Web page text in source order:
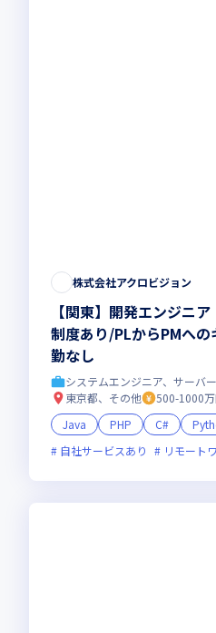
株式会社アクロビジョン
【関東】開発エンジニ
制度あり/PLからPMへ
勤なし
システムエンジニア、サーバ
東京都、その他
500-1000
Java
PHP C#
自社サービスあり
リモート